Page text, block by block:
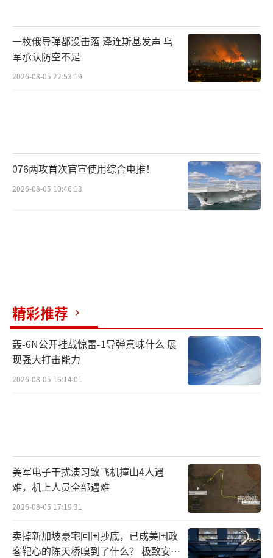
一枚俄导弹都没击落 泽连斯基发声 乌
军承认防空不足
2026-08-05 22:53:19
076两攻首次官宣使用综合电推！
2026-08-05 10:46:13
精彩推荐
轰-6N公开挂载惊雷-1导弹意味什么 展
现强大打击能力
2026-08-05 16:14:01
美军电子干扰演习致飞机撞山4人遇
难，机上人员全部遇难
2026-08-05 17:19:31
卖掉新加坡豪宅回国抄底，已成美国政
客靶心的陈天桥嗅到了什么？ 极致安全